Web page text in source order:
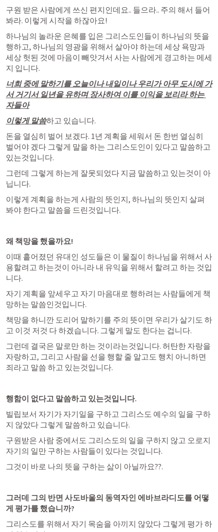
구원 받은 사람에게 쓰신 편지인데요.. 들으라.. 주의 해서 들어
봐라. 이렇게 시작을 하잖아요!
하나님의 놀라운 은혜를 입은 그리스도인들이 하나님의 뜻을
행하고, 하나님의 영광을 위해서 살아야 하는데 세상 욕망과
세상 헛된 것에 마음이 빼앗겨서 사는 사람에게 경고하는 메세
지 입니다.
너희 중에 말하기를 오늘이나 내일이나 우리가 아무 도시에 가
서 거기서 일년을 유하며 장사하여 이를 이익을 보리라 하는
자들아
이렇게 말씀하고 있습니다.
돈을 열심히 벌어 보겠다. 1년 계획을 세워서 돈 한번 열심히
벌어야 겠다 그렇게 말을 하는 그리스도인이 있다고 말씀하고
있는것입니다.
그런데 그렇게 하는게 잘못되었다 지금 말씀하고 있는것이 아
닙니다.
이렇게 계획을 하는게 사람의 뜻인지, 하나님의 뜻인지 살펴
봐야 한다고 말씀을 드린것입니다.
왜 책망을 했을까요!
이때 흩어졌던 유대인 성도들은 이 물질이 하나님을 위해서 사
용할려고 하는것이 아니라 내 유익을 위해서 할려고 하는 것입
니다.
자기 계획을 앞세우고 자기 마음대로 행하려는 사람들에게 책
망하는 말씀인것입니다.
책망을 하니깐 도리어 말하기를 주의 뜻이면 우리가 살기도 하
고 이것 저것 다 하겠습니다. 그렇게 말도 한다는 겁니다.
그런데 결국은 말로만 하는 것이라는것입니다. 허탄한 자랑을
자랑하고, 그리고 사람을 선을 행할 줄 알고도 행치 아니하면
죄라고 말씀 하고 있는것입니다.
행함이 없다고 말씀하고 있는것입니다.
빌립보서 자기가 자기일을 구하고 그리스도 예수의 일을 구하
지 않았다 그렇게 말씀하고 있습니다.
구원받은 사람 중에서도 그리스도의 일을 구하지 않고 오로지
자기의 일만 구하는 사람들이 있다는 것입니다.
그것이 바로 나의 뜻을 구하는 삶이 아닐까요??.
그러데 그의 반면 사도바울의 동역자인 에바브라디도를 어떻
게 평가를 했습니까?
그리스도를 위해서 자기 목숨을 아끼지 않았다 그렇게 평가 하